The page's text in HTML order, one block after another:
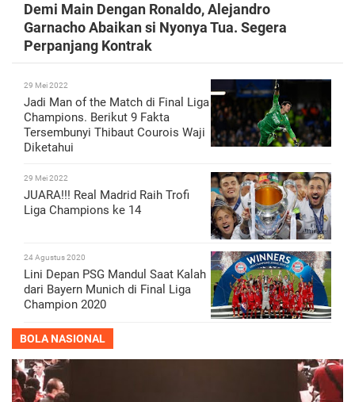
Demi Main Dengan Ronaldo, Alejandro
Garnacho Abaikan si Nyonya Tua. Segera
Perpanjang Kontrak
29 Mei 2022
Jadi Man of the Match di Final Liga
Champions. Berikut 9 Fakta
Tersembunyi Thibaut Courois Waji
Diketahui
29 Mei 2022
JUARA!!! Real Madrid Raih Trofi
Liga Champions ke 14
24 Agustus 2020
Lini Depan PSG Mandul Saat Kalah
dari Bayern Munich di Final Liga
Champion 2020
BOLA NASIONAL